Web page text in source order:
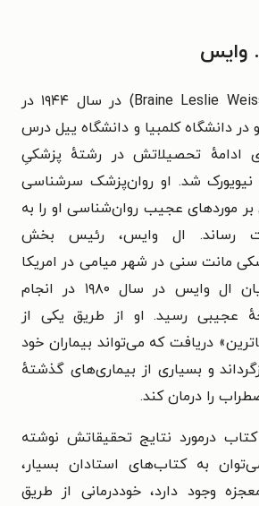
وایس
(Braine Leslie Weiss) در سال ۱۹۴۴ در
در دانشگاه کلمبیا و دانشگاه ییل درس
ادامهٔ تحصیلاتش در رشتهٔ پزشکیِ
نیویورک شد. او روان‌پزشک سرشناسی
موردهای عجیب روان‌شناسی او را به
رساند. ال وایس، رئیس بخش
مانت سنی در شهر میامی در امریکا
برایان ال وایس در سال ۱۹۸۰ در انجام
عجیبی رسید. او از طریق یکی از
دریافت که می‌تواند بیماران خود
و بسیاری از بیماری‌های گذشتهٔ
را درمان کند.
ال وایس ۸ کتاب درمورد نتایج تحقیقاتش نوشته
به کتاب‌های استادان بسیار،
وجود دارد، خوددرمانی از طریق